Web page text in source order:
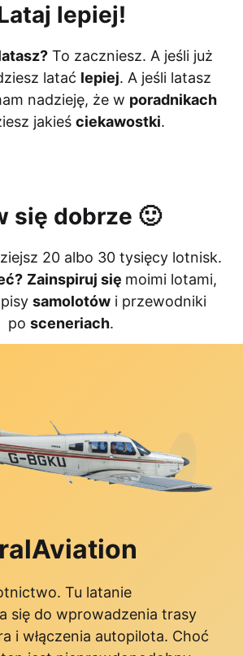
lepiej!
To zaczniesz. A jeśli już
latać lepiej. A jeśli latasz
nadzieję, że w poradnikach
jakieś ciekawostki.
się dobrze 🙂
20 albo 30 tysięcy lotnisk.
Zainspiruj się moimi lotami,
samolotów i przewodniki
po sceneriach.
Tu latanie
się do wprowadzenia trasy
i włączenia autopilota. Choć